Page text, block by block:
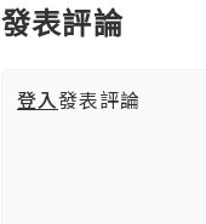
發表評論
登入發表評論